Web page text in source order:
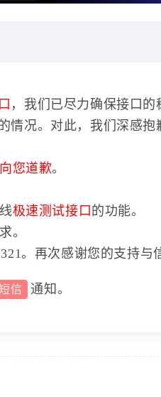
，我们已尽力确保接口
况。对此，我们深感抱
您道歉。
极速测试接口 的功能。
。
。再次感谢您的支持与
信 通知。